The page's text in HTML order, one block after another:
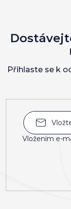
Vložením e-
Přihlaste se k